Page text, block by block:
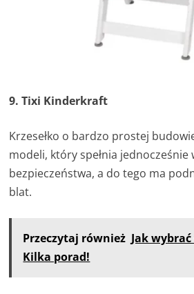
9. Tixi Kinderkraft
Krzesełko o bardzo prostej
modeli, który spełnia jednocześnie
bezpieczeństwa, a do tego ma
blat.
Przeczytaj również Jak
Kilka porad!